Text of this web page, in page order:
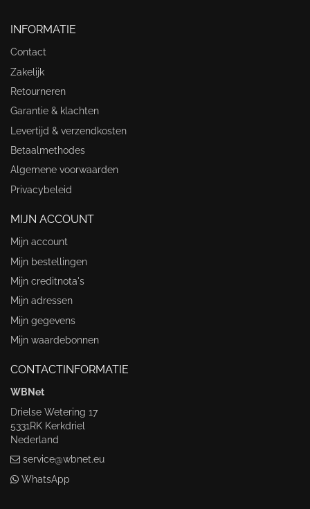
INFORMATIE
Contact
Zakelijk
Retourneren
Garantie & klachten
Levertijd & verzendkosten
Betaalmethodes
Algemene voorwaarden
Privacybeleid
MIJN ACCOUNT
Mijn account
Mijn bestellingen
Mijn creditnota's
Mijn adressen
Mijn gegevens
Mijn waardebonnen
CONTACTINFORMATIE
WBNet
Drielse Wetering 17
5331RK Kerkdriel
Nederland
service@wbnet.eu
WhatsApp